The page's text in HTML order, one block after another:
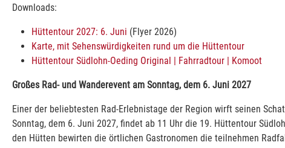
Downloads:
Hüttentour 2027: 6. Juni (Flyer 2026)
Karte, mit Sehenswürdigkeiten rund um die Hüttentour
Hüttentour Südlohn-Oeding Original | Fahrradtour | Komoot
Großes Rad- und Wanderevent am Sonntag, dem 6. Juni 2027
Einer der beliebtesten Rad-Erlebnistage der Region wirft seinen
Sonntag, dem 6. Juni 2027, findet ab 11 Uhr die 19. Hüttentour
den Hütten bewirten die örtlichen Gastronomen die teilnehmen